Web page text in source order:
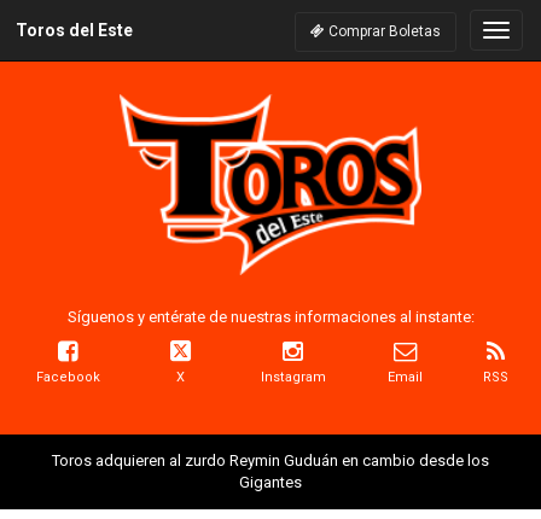
Toros del Este Comprar Boletas
Síguenos y entérate de nuestras informaciones al instante:
Facebook X Instagram Email RSS
Toros adquieren al zurdo Reymin Guduán en cambio desde los
Gigantes